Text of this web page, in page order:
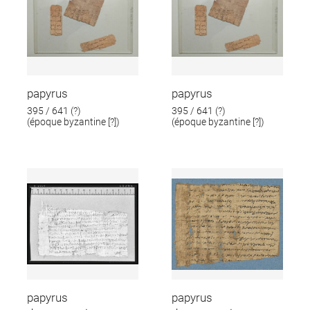
papyrus
395 / 641 (?)
(époque byzantine [?])
papyrus
395 / 641 (?)
(époque byzantine [?])
papyrus
papyrus